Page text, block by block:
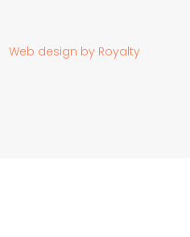
Web design by Royalty